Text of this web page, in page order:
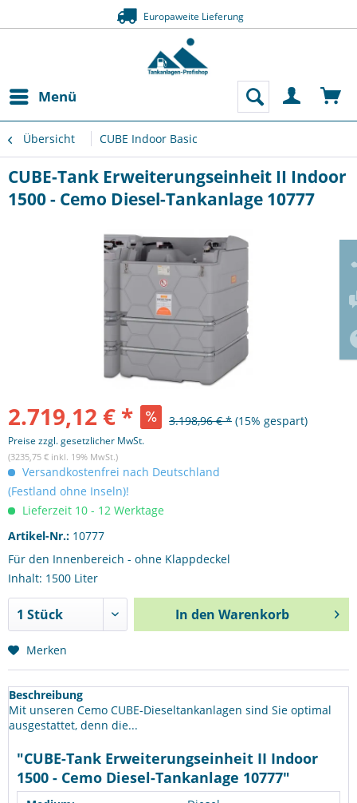
Europaweite Lieferung
Menü
Übersicht CUBE Indoor Basic
CUBE-Tank Erweiterungseinheit II Indoor
1500 - Cemo Diesel-Tankanlage 10777
2.719,12 € * 3.198,96 € * (15% gespart)
Preise zzgl. gesetzlicher MwSt.
(3235,75 € inkl. 19% MwSt.)
Versandkostenfrei nach Deutschland
(Festland ohne Inseln)!
Lieferzeit 10 - 12 Werktage
Artikel-Nr.: 10777
Für den Innenbereich - ohne Klappdeckel
Inhalt: 1500 Liter
In den Warenkorb
Merken
Beschreibung
Mit unseren Cemo CUBE-Dieseltankanlagen sind Sie optimal
ausgestattet, denn die...
"CUBE-Tank Erweiterungseinheit II Indoor
1500 - Cemo Diesel-Tankanlage 10777"